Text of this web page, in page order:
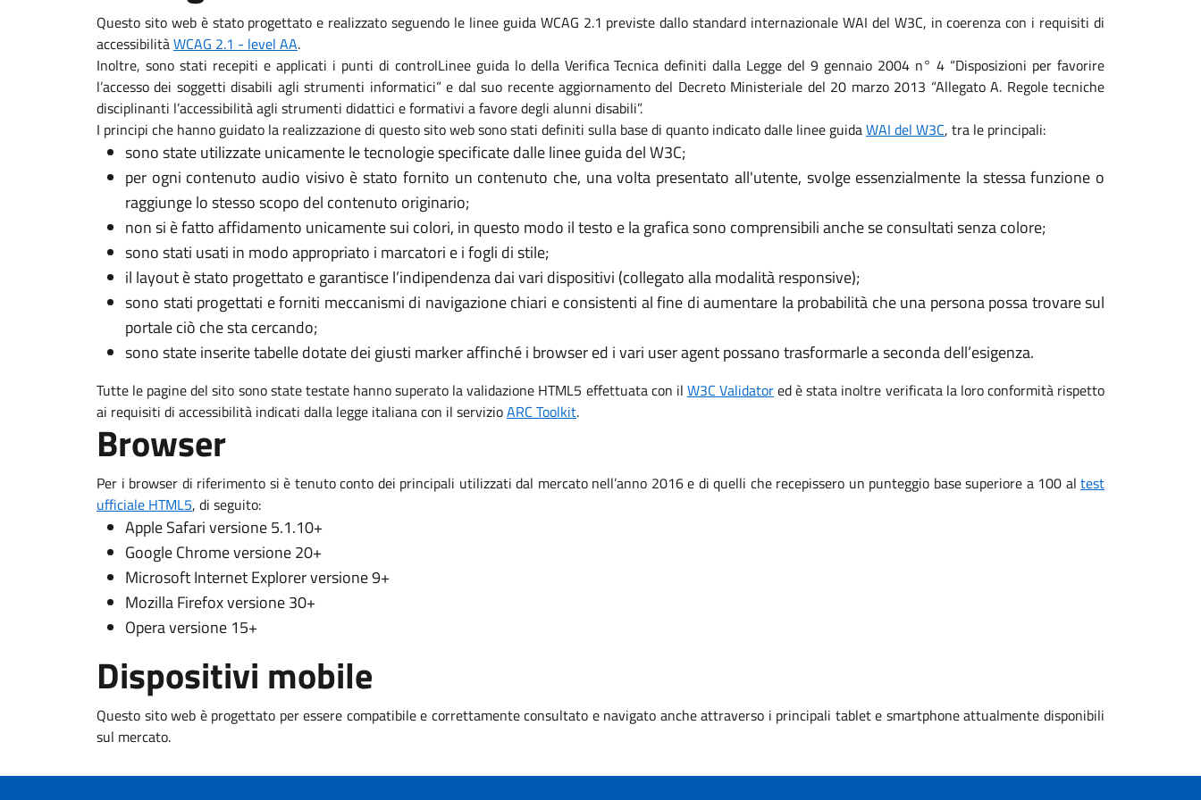
Questo sito web è stato progettato e realizzato seguendo le linee guida WCAG 2.1 previste dallo standard internazionale WAI del W3C, in coerenza con i requisiti di
accessibilitàWCAG 2.1 - level AA.
Inoltre, sono stati recepiti e applicati i punti di controlLinee guida lo della Verifica Tecnica definiti dalla Legge del 9 gennaio 2004 n° 4 “Disposizioni per favorire
l’accesso dei soggetti disabili agli strumenti informatici” e dal suo recente aggiornamento del Decreto Ministeriale del 20 marzo 2013 “Allegato A. Regole tecniche
disciplinanti l’accessibilità agli strumenti didattici e formativi a favore degli alunni disabili”.
I principi che hanno guidato la realizzazione di questo sito web sono stati definiti sulla base di quanto indicato dalle linee guidaWAI del W3C, tra le principali:
sono state utilizzate unicamente le tecnologie specificate dalle linee guida del W3C;
per ogni contenuto audio visivo è stato fornito un contenuto che, una volta presentato all'utente, svolge essenzialmente la stessa funzione o
raggiunge lo stesso scopo del contenuto originario;
non si è fatto affidamento unicamente sui colori, in questo modo il testo e la grafica sono comprensibili anche se consultati senza colore;
sono stati usati in modo appropriato i marcatori e i fogli di stile;
il layout è stato progettato e garantisce l’indipendenza dai vari dispositivi (collegato alla modalità responsive);
sono stati progettati e forniti meccanismi di navigazione chiari e consistenti al fine di aumentare la probabilità che una persona possa trovare sul
portale ciò che sta cercando;
sono state inserite tabelle dotate dei giusti marker affinché i browser ed i vari user agent possano trasformarle a seconda dell’esigenza.
Tutte le pagine del sito sono state testate hanno superato la validazione HTML5 effettuata con il W3C Validatored è stata inoltre verificata la loro conformità rispetto
ai requisiti di accessibilità indicati dalla legge italiana con il servizioARC Toolkit.
Browser
Per i browser di riferimento si è tenuto conto dei principali utilizzati dal mercato nell’anno 2016 e di quelli che recepissero un punteggio base superiore a 100 al test
ufficiale HTML5, di seguito:
Apple Safari versione 5.1.10+
Google Chrome versione 20+
Microsoft Internet Explorer versione 9+
Mozilla Firefox versione 30+
Opera versione 15+
Dispositivi mobile
Questo sito web è progettato per essere compatibile e correttamente consultato e navigato anche attraverso i principali tablet e smartphone attualmente disponibili
sul mercato.